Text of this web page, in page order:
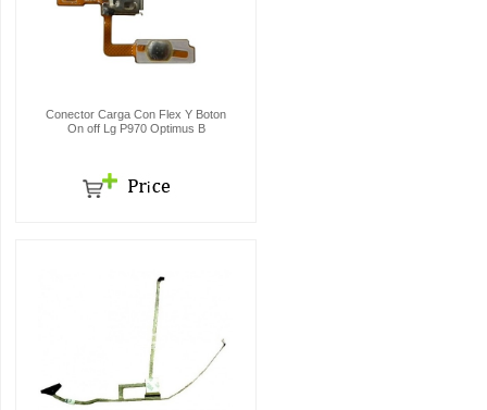
Conector Carga Con Flex Y Boton
On off Lg P970 Optimus B